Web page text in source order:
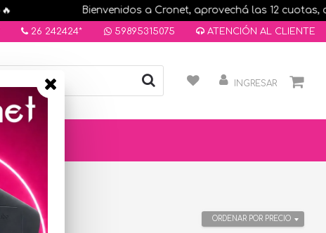
Bienvenidos a Cronet, aprovechá las 12 cuotas,
26 242424* 59895315075 ATENCIÓN AL CLIENTE
INGRESAR
ORDENAR POR PRECIO